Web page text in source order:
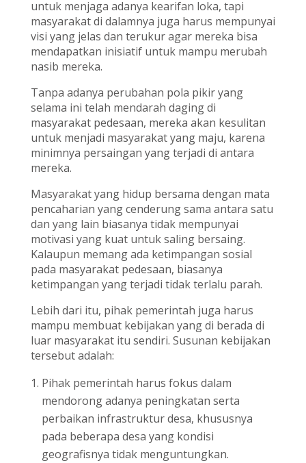
untuk menjaga adanya kearifan loka, tapi
masyarakat di dalamnya juga harus mempunyai
visi yang jelas dan terukur agar mereka bisa
mendapatkan inisiatif untuk mampu merubah
nasib mereka.
Tanpa adanya perubahan pola pikir yang
selama ini telah mendarah daging di
masyarakat pedesaan, mereka akan kesulitan
untuk menjadi masyarakat yang maju, karena
minimnya persaingan yang terjadi di antara
mereka.
Masyarakat yang hidup bersama dengan mata
pencaharian yang cenderung sama antara satu
dan yang lain biasanya tidak mempunyai
motivasi yang kuat untuk saling bersaing.
Kalaupun memang ada ketimpangan sosial
pada masyarakat pedesaan, biasanya
ketimpangan yang terjadi tidak terlalu parah.
Lebih dari itu, pihak pemerintah juga harus
mampu membuat kebijakan yang di berada di
luar masyarakat itu sendiri. Susunan kebijakan
tersebut adalah:
Pihak pemerintah harus fokus dalam
mendorong adanya peningkatan serta
perbaikan infrastruktur desa, khususnya
pada beberapa desa yang kondisi
geografisnya tidak menguntungkan.